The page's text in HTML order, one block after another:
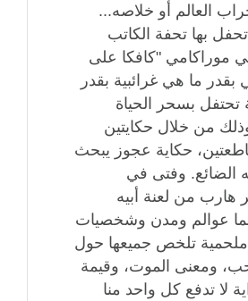
العالم أو خلاصه...
تحفل بها تحفة الكاتب
موراكامي "كافكا على
بقدر ما هي غرائبية بقدر
بسحر الحياة
من خلال حكايتين
حكاية عجوز يبحث
وفتى في
من لعنة أبيه
عوالم ومدن وشخصيات
تلخص جميعها حول
ومعنى الموت، وقيمة
لا تدفع كل واحد منا